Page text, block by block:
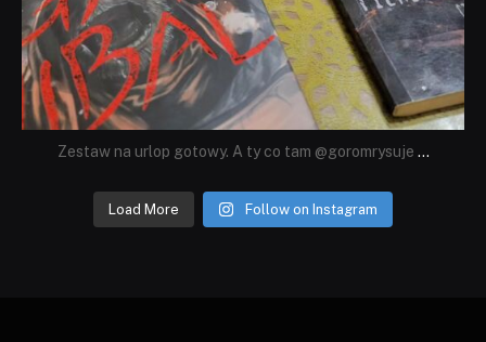
Zestaw na urlop gotowy. A ty co tam @goromrysuje ...
Load More Follow on Instagram